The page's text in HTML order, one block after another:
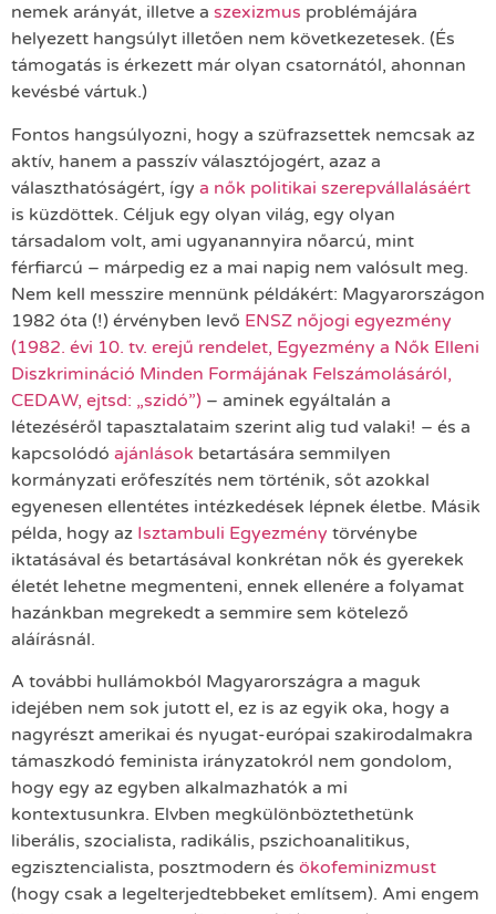
nemek arányát, illetve a szexizmus problémájára
helyezett hangsúlyt illetően nem következetesek. (És
támogatás is érkezett már olyan csatornától, ahonnan
kevésbé vártuk.)
Fontos hangsúlyozni, hogy a szüfrazsettek nemcsak az
aktív, hanem a passzív választójogért, azaz a
választhatóságért, így a nők politikai szerepvállalásáért
is küzdöttek. Céljuk egy olyan világ, egy olyan
társadalom volt, ami ugyanannyira nőarcú, mint
férfiarcú – márpedig ez a mai napig nem valósult meg.
Nem kell messzire mennünk példákért: Magyarországon
1982 óta (!) érvényben levő ENSZ nőjogi egyezmény
(1982. évi 10. tv. erejű rendelet, Egyezmény a Nők Elleni
Diszkrimináció Minden Formájának Felszámolásáról,
CEDAW, ejtsd: „szidó”) – aminek egyáltalán a
létezéséről tapasztalataim szerint alig tud valaki! – és a
kapcsolódó ajánlások betartására semmilyen
kormányzati erőfeszítés nem történik, sőt azokkal
egyenesen ellentétes intézkedések lépnek életbe. Másik
példa, hogy az Isztambuli Egyezmény törvénybe
iktatásával és betartásával konkrétan nők és gyerekek
életét lehetne megmenteni, ennek ellenére a folyamat
hazánkban megrekedt a semmire sem kötelező
aláírásnál.
A további hullámokból Magyarországra a maguk
idejében nem sok jutott el, ez is az egyik oka, hogy a
nagyrészt amerikai és nyugat-európai szakirodalmakra
támaszkodó feminista irányzatokról nem gondolom,
hogy egy az egyben alkalmazhatók a mi
kontextusunkra. Elvben megkülönböztethetünk
liberális, szocialista, radikális, pszichoanalitikus,
egzisztencialista, posztmodern és ökofeminizmust
(hogy csak a legelterjedtebbeket említsem). Ami engem